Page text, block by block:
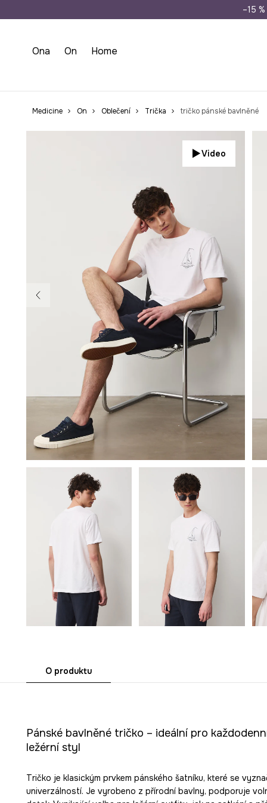
Doprava zdarma
–15
Ona On Home
Medicine On Oblečení Trička tričko pánské bavlněné
Video
O produktu
Pánské bavlněné tričko – ideální pro
ležérní styl
Tričko je klasickým prvkem pánského šatníku, které se
univerzálností. Je vyrobeno z přírodní bavlny, podporuje